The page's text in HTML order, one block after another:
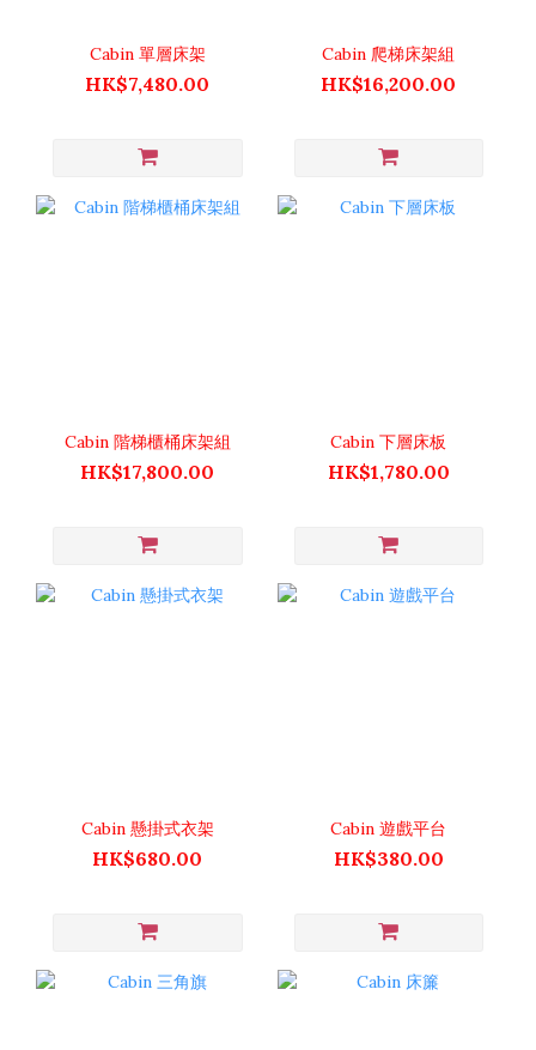
Cabin 單層床架
HK$7,480.00
Cabin 爬梯床架組
HK$16,200.00
Cabin 階梯櫃桶床架組
HK$17,800.00
Cabin 下層床板
HK$1,780.00
Cabin 懸掛式衣架
HK$680.00
Cabin 遊戲平台
HK$380.00